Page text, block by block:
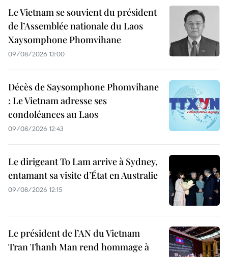
Le Vietnam se souvient du président
de l’Assemblée nationale du Laos
Xaysomphone Phomvihane
09/08/2026 13:00
Décès de Saysomphone Phomvihane
: Le Vietnam adresse ses
condoléances au Laos
09/08/2026 12:43
Le dirigeant To Lam arrive à Sydney,
entamant sa visite d’État en Australie
09/08/2026 12:15
Le président de l’AN du Vietnam
Tran Thanh Man rend hommage à